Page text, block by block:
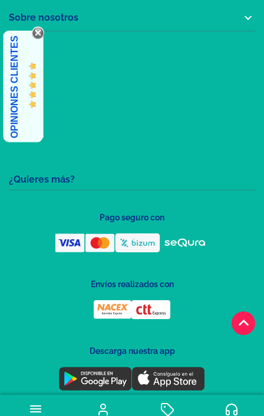
keyboard_arrow_up
¿Quieres más?
Sobre nosotros 
OPINIONES CLIENTES
Pago seguro con
Envíos realizados con
Descarga nuestra app